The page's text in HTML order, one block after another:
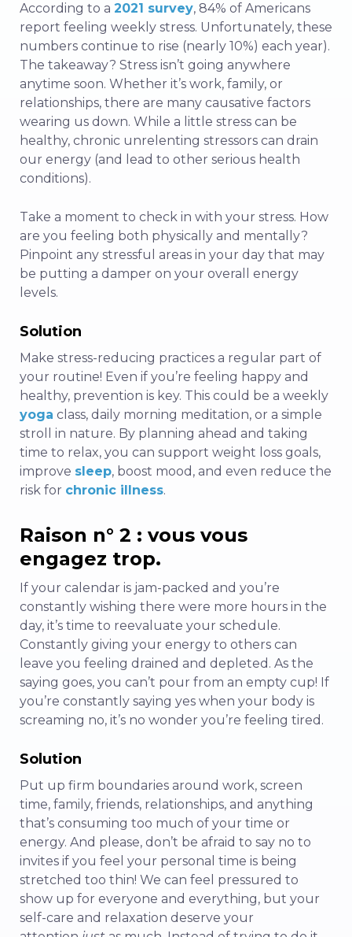
According to a 2021 survey, 84% of Americans
report feeling weekly stress. Unfortunately, these
numbers continue to rise (nearly 10%) each year).
The takeaway? Stress isn’t going anywhere
anytime soon. Whether it’s work, family, or
relationships, there are many causative factors
wearing us down. While a little stress can be
healthy, chronic unrelenting stressors can drain
our energy (and lead to other serious health
conditions).
Take a moment to check in with your stress. How
are you feeling both physically and mentally?
Pinpoint any stressful areas in your day that may
be putting a damper on your overall energy
levels.
Solution
Make stress-reducing practices a regular part of
your routine! Even if you’re feeling happy and
healthy, prevention is key. This could be a weekly
yoga class, daily morning meditation, or a simple
stroll in nature. By planning ahead and taking
time to relax, you can support weight loss goals,
improve sleep, boost mood, and even reduce the
risk for chronic illness.
Raison n° 2 : vous vous
engagez trop.
If your calendar is jam-packed and you’re
constantly wishing there were more hours in the
day, it’s time to reevaluate your schedule.
Constantly giving your energy to others can
leave you feeling drained and depleted. As the
saying goes, you can’t pour from an empty cup! If
you’re constantly saying yes when your body is
screaming no, it’s no wonder you’re feeling tired.
Solution
Put up firm boundaries around work, screen
time, family, friends, relationships, and anything
that’s consuming too much of your time or
energy. And please, don’t be afraid to say no to
invites if you feel your personal time is being
stretched too thin! We can feel pressured to
show up for everyone and everything, but your
self-care and relaxation deserve your